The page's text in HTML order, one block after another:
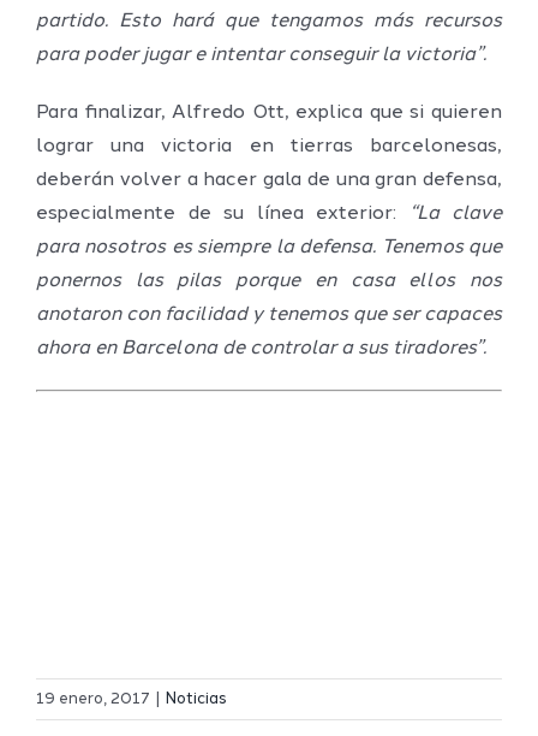
partido. Esto hará que tengamos más recursos
para poder jugar e intentar conseguir la victoria”.
Para finalizar, Alfredo Ott, explica que si quieren
lograr una victoria en tierras barcelonesas,
deberán volver a hacer gala de una gran defensa,
especialmente de su línea exterior:
“La clave
para nosotros es siempre la defensa. Tenemos que
ponernos las pilas porque en casa ellos nos
anotaron con facilidad y tenemos que ser capaces
ahora en Barcelona de controlar a sus tiradores”.
19 enero, 2017 Noticias
El Melilla